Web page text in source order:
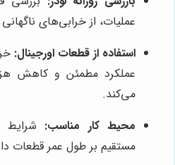
عملیات، از خرابی‌های
استفاده از قطعات اورجینال:
عملکرد مطمئن و کاهش
می‌کند.
محیط کار مناسب:
مستقیم بر طول عمر قطعات